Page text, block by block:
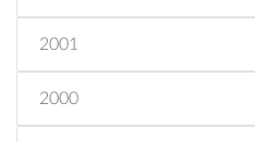
2001
2000